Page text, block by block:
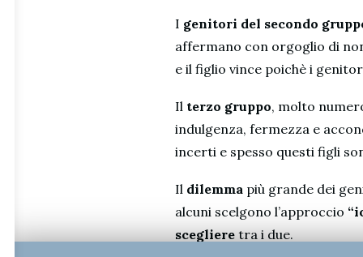
I genitori del secondo
affermano con orgoglio di
e il figlio vince poichè i
Il terzo gruppo, molto
indulgenza, fermezza e
incerti e spesso questi figli
Il dilemma più grande dei
alcuni scelgono l’approccio
scegliere tra i due.